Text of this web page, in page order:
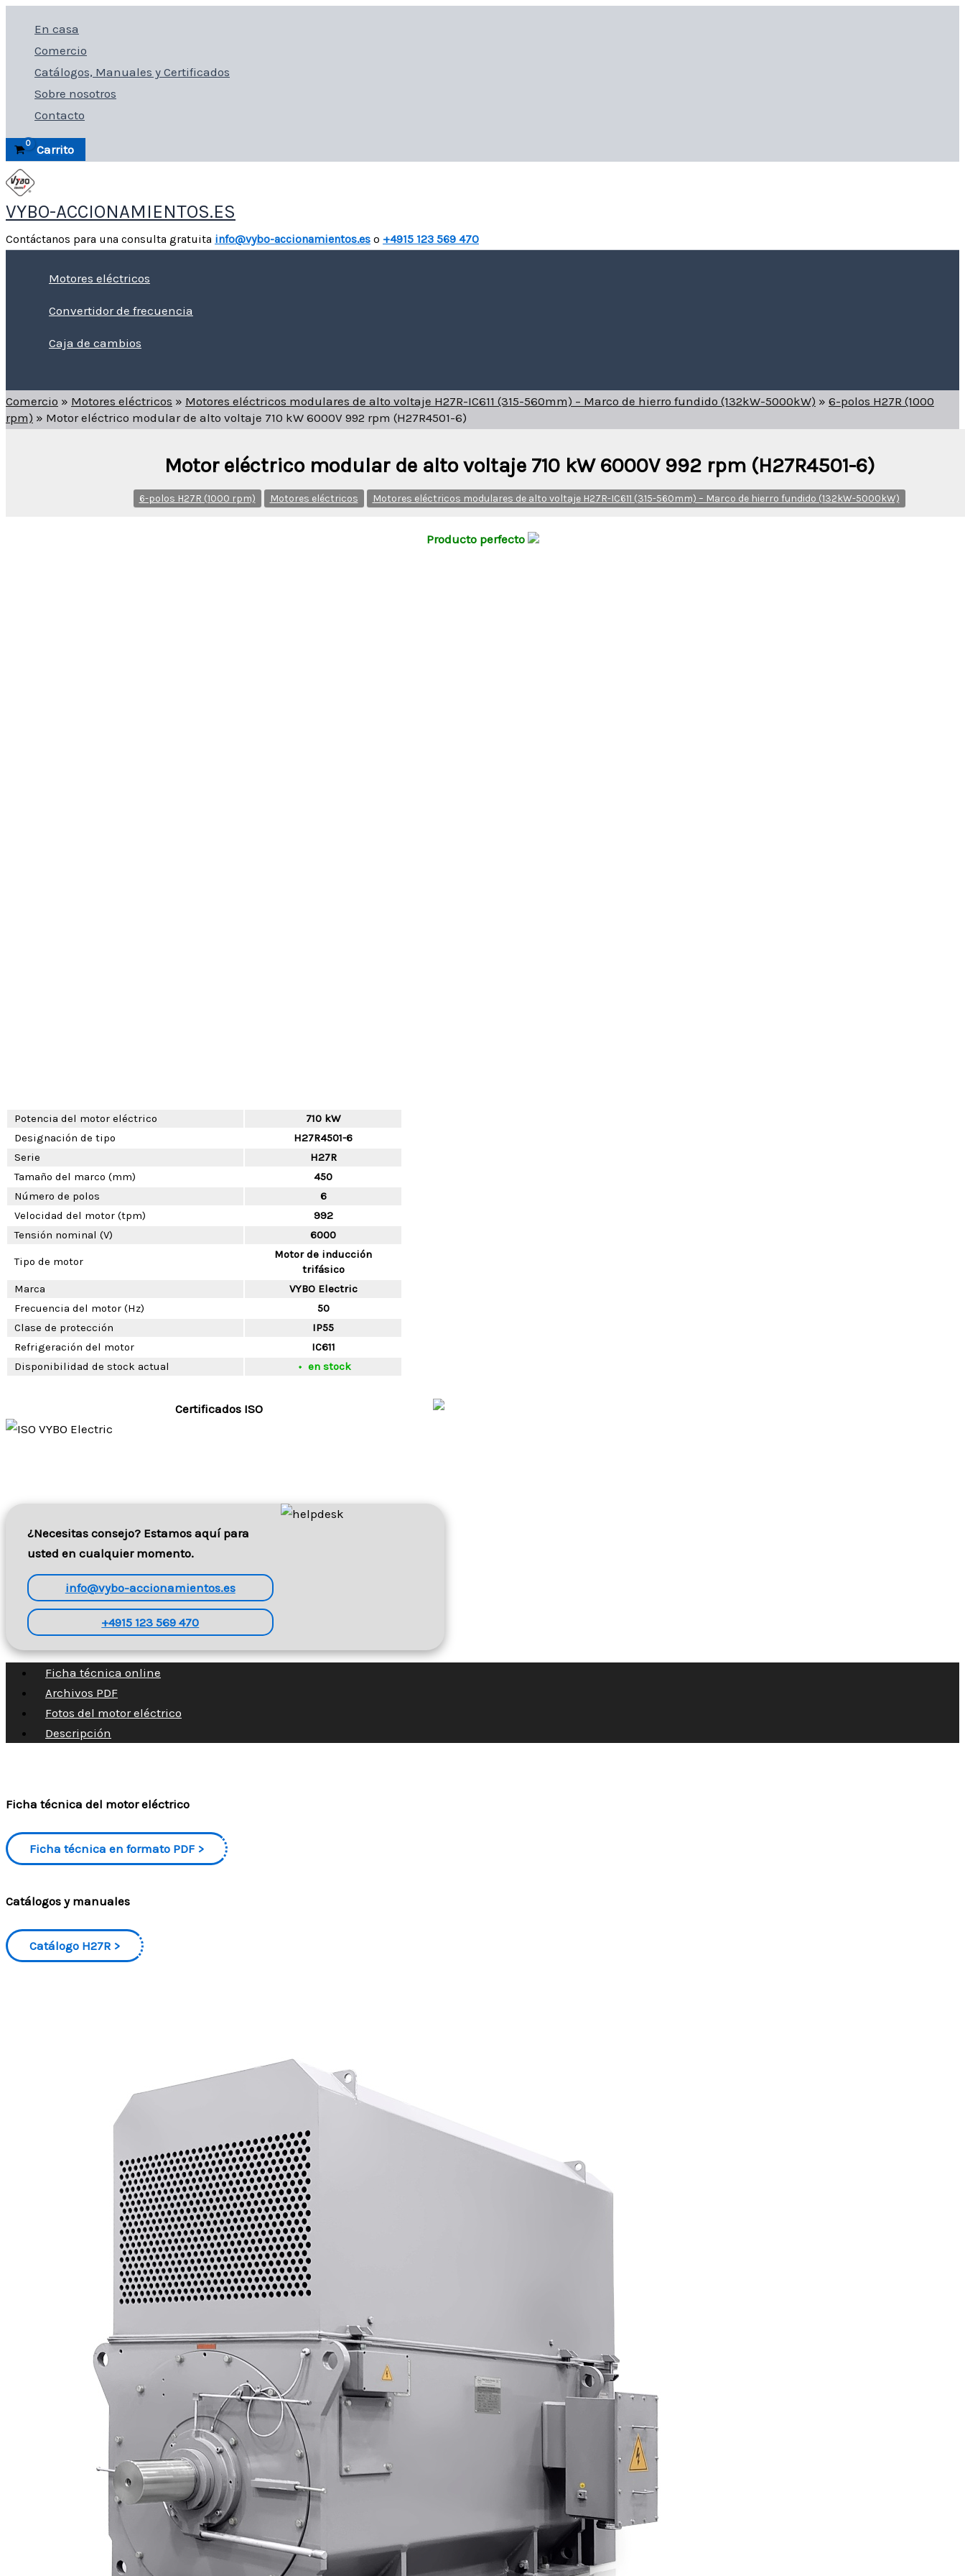
contenido
En casa
Comercio
Catálogos, Manuales y Certificados
Sobre nosotros
Contacto
Carrito
VYBO-ACCIONAMIENTOS.ES
Contáctanos para una consulta gratuita info@vybo-accionamientos.es o +4915 123 569 470
Motores eléctricos
Convertidor de frecuencia
Caja de cambios
Comercio » Motores eléctricos » Motores eléctricos modulares de alto voltaje H27R-IC611 (315-560mm) – Marco de hierro fundido (132kW-5000kW) » 6-polos H27R (1000
rpm) » Motor eléctrico modular de alto voltaje 710 kW 6000V 992 rpm (H27R4501-6)
Motor eléctrico modular de alto voltaje 710 kW 6000V 992 rpm (H27R4501-6)
6-polos H27R (1000 rpm) Motores eléctricos Motores eléctricos modulares de alto voltaje H27R-IC611 (315-560mm) – Marco de hierro fundido (132kW-5000kW)
Producto perfecto
Potencia del motor eléctrico
710 kW
Designación de tipo
H27R4501-6
Serie
H27R
Tamaño del marco (mm)
450
Número de polos
6
Velocidad del motor (tpm)
992
Tensión nominal (V)
6000
Tipo de motor
Motor de inducción
trifásico
Marca
VYBO Electric
Frecuencia del motor (Hz)
50
Clase de protección
IP55
Refrigeración del motor
IC611
Disponibilidad de stock actual
en stock
Certificados ISO
¿Necesitas consejo? Estamos aquí para
usted en cualquier momento.
info@vybo-accionamientos.es
+4915 123 569 470
Ficha técnica online
Archivos PDF
Fotos del motor eléctrico
Descripción
Ficha técnica del motor eléctrico
Ficha técnica en formato PDF
Catálogos y manuales
Catálogo H27R